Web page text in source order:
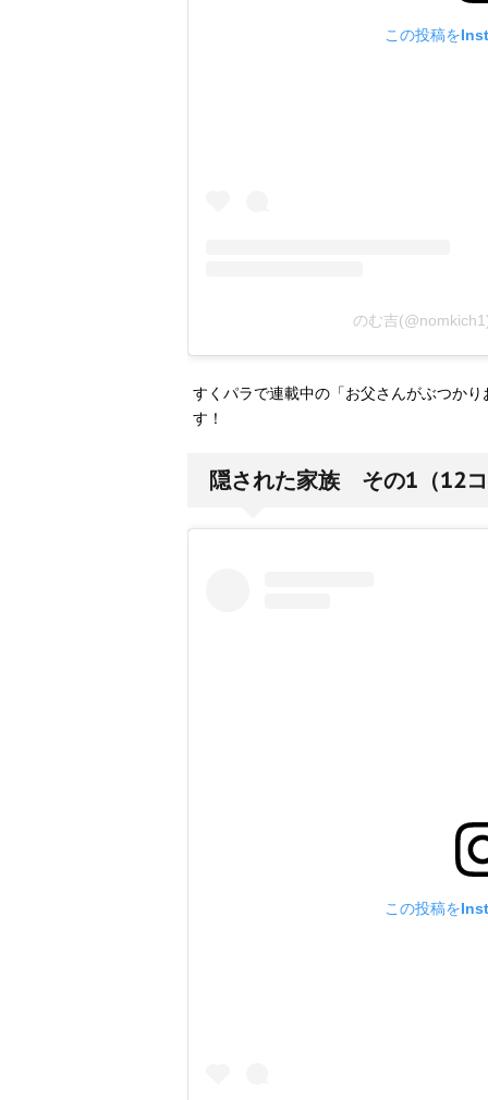
この投稿を
のむ吉
すくパラで連載中の「お父さんがぶつか
す！
隠された家族 その1（12コ
この投稿を